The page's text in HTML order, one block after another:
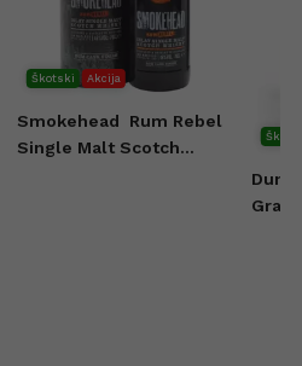
Škotski Akcija
Smokehead
Rum Rebel
Single Malt Scotch
Grain